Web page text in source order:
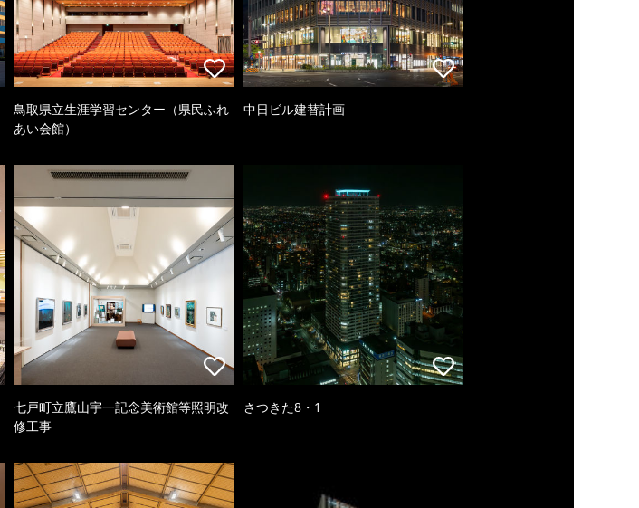
鳥取県立生涯学習センター（県民ふれ
あい会館）
中日ビル建替計画
七戸町立鷹山宇一記念美術館等照明改
修工事
さつきた8・1